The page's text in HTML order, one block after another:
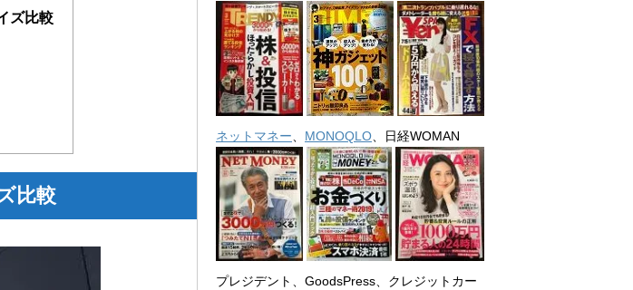
ズ比較
比較
ネットマネー MONOQLO 、日経WOMAN
プレジデント、GoodsPress、クレジットカー